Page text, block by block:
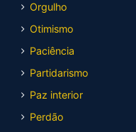
Orgulho
Otimismo
Paciência
Partidarismo
Paz interior
Perdão